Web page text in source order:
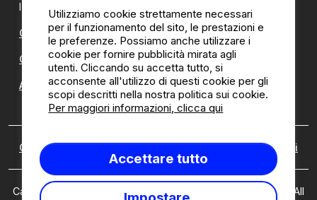
I nostri partner:
CampingDirect
CampingStreetView
ANNUARIO DEI CAMPEGGI
Chi siamo|Note legali|Cookies|Politica di recensioni
Camping2Be.com ©2026 Camping2Be, all rights reserved. All
Utilizziamo cookie strettamente necessari
per il funzionamento del sito, le prestazioni e
le preferenze. Possiamo anche utilizzare i
cookie per fornire pubblicità mirata agli
utenti. Cliccando su accetta tutto, si
acconsente all'utilizzo di questi cookie per gli
scopi descritti nella nostra politica sui cookie.
Per maggiori informazioni, clicca qui
Accettare tutto